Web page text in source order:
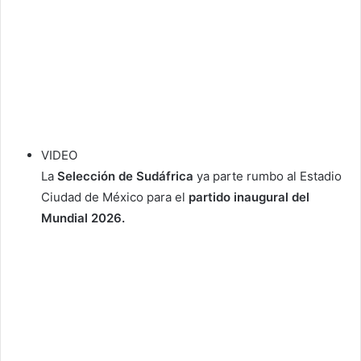
VIDEO
La Selección de Sudáfrica ya parte rumbo al Estadio
Ciudad de México para el partido inaugural del
Mundial 2026.